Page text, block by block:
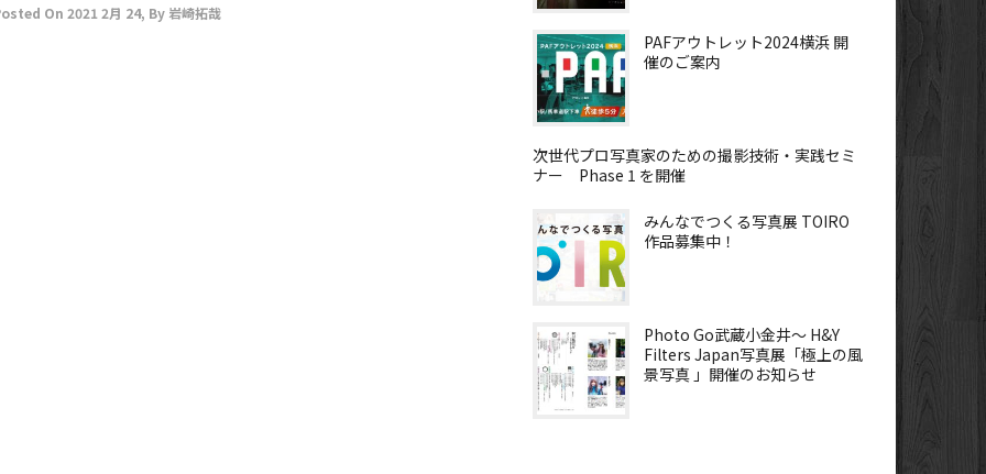
On 2021 2月 24, By 岩崎拓哉
PAFアウトレット2024横浜 開
催のご案内
次世代プロ写真家のための撮影技術・実践セミ
ナー Phase 1 を開催
みんなでつくる写真展 TOIRO
作品募集中！
Photo Go武蔵小金井～ H&Y
Filters Japan写真展「極上の風
景写真 」開催のお知らせ